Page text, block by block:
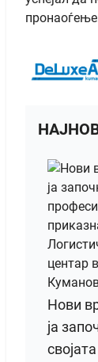
Нови
ја
својата